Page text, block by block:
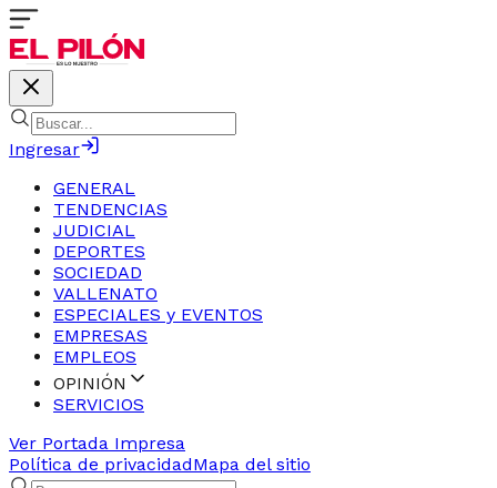
Ingresar
GENERAL
TENDENCIAS
JUDICIAL
DEPORTES
SOCIEDAD
VALLENATO
ESPECIALES y EVENTOS
EMPRESAS
EMPLEOS
OPINIÓN
SERVICIOS
Ver Portada Impresa
Política de privacidadMapa del sitio